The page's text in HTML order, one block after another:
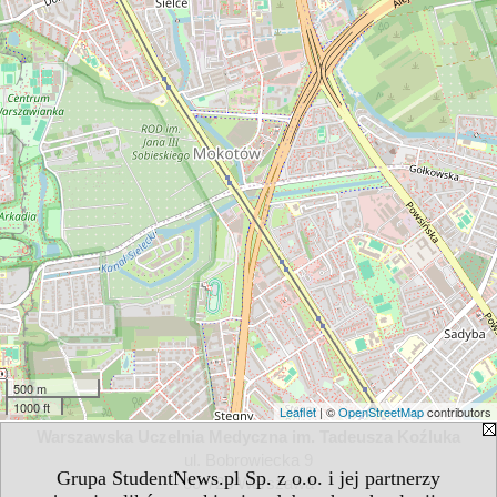
Grupa StudentNews.pl Sp. z o.o. i jej partnerzy
500 m
1000 ft
Leaflet| ©OpenStreetMapcontributors
00-728 Warszawa